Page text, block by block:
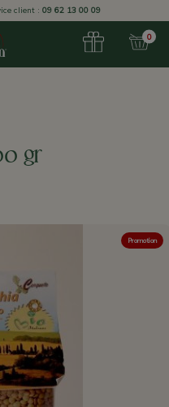
client : 09 62 13 00 09
0
gr
Promotion